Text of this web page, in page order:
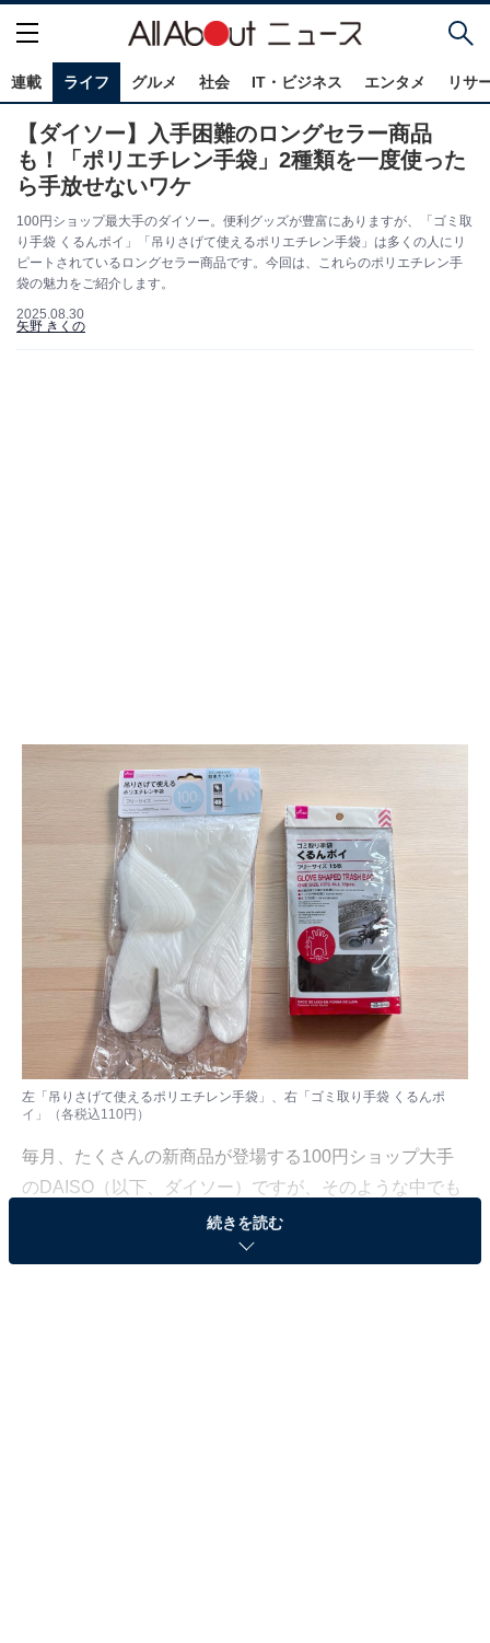
連載 ライフ グルメ 社会 IT・ビジネス エンタメ リサ
【ダイソー】入手困難のロングセラー商品
も！「ポリエチレン手袋」2種類を一度使った
ら手放せないワケ
100円ショップ最大手のダイソー。便利グッズが豊富にありますが、「ゴミ取
り手袋 くるんポイ」「吊りさげて使えるポリエチレン手袋」は多くの人にリ
ピートされているロングセラー商品です。今回は、これらのポリエチレン手
袋の魅力をご紹介します。
2025.08.30
矢野 きくの
左「吊りさげて使えるポリエチレン手袋」、右「ゴミ取り手袋 くるんポ
イ」（各税込110円）
毎月、たくさんの新商品が登場する100円ショップ大手
のDAISO（以下、ダイソー）ですが、そのような中でも
長く売れ続けてロングセラー商品となっているものもあ
続きを読む